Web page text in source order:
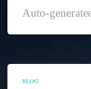
Auto-
BLOG